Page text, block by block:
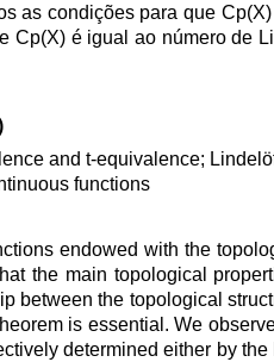
as condições para que
é igual ao número de
and t-equivalence;
functions
endowed with the
the main topological
between the topological
is essential. We
determined either by